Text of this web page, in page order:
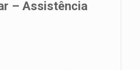
– Assistência